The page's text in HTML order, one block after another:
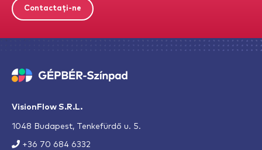
VisionFlow S.R.L.
1048 Budapest, Tenkefürdő u. 5.
+36 70 684 6332
Contactați-ne